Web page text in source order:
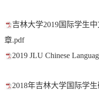
吉林大学2019国际学生
章.pdf
2019 JLU Chinese
2018年吉林大学国际学